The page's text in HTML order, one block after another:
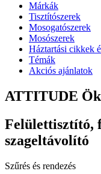
Márkák
Tisztítószerek
Mosogatószerek
Mosószerek
Háztartási cikkek
Témák
Akciós ajánlatok
ATTITUDE
Felülettisztító,
szageltávolító
Szűrés és rendezés